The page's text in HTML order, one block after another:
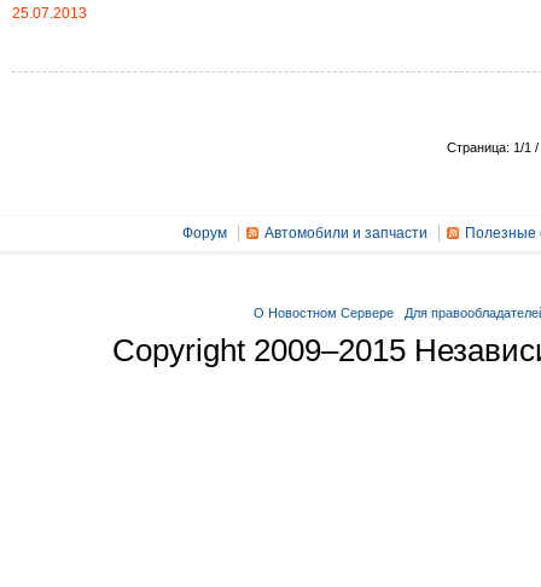
25.07.2013
Страница: 1/1 /
Форум Автомобили и запчасти Полезные
О Новостном Сервере Для
Copyright 2009–2015